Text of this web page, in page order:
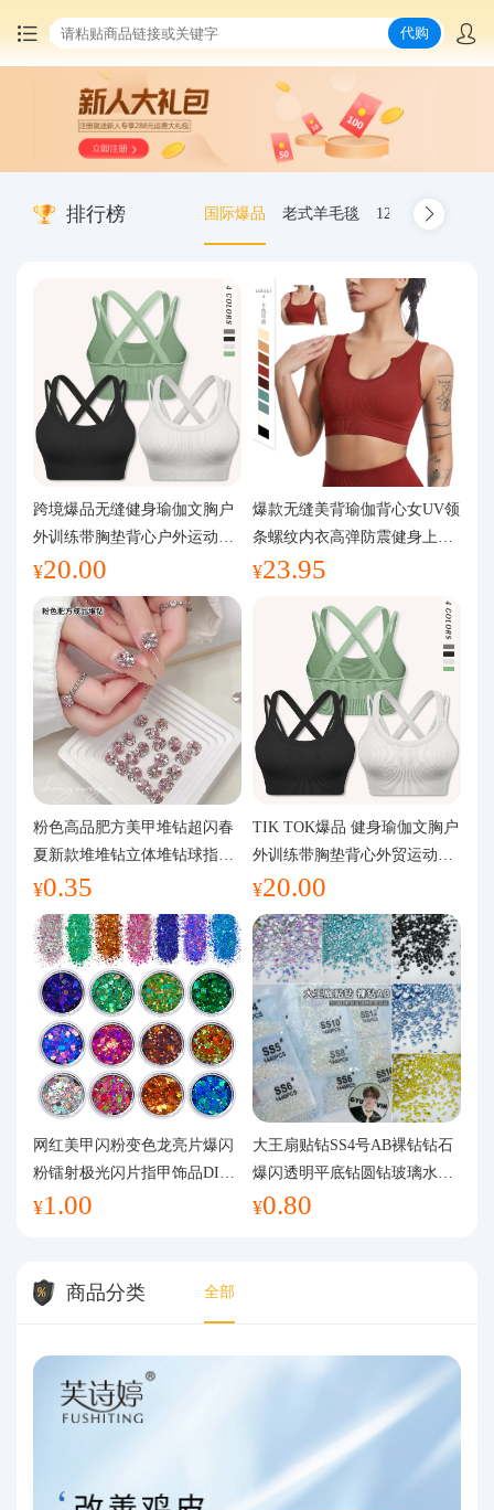
中国商品代购
集运服务
最新公告
物流资讯
代购问答
关于我们
代购
排行榜 国际爆品 老式羊毛毯 12.00-20 truck
跨境爆品无缝健身瑜伽文胸户
外训练带胸垫背心户外运动瑜
伽服女
¥20.00
爆款无缝美背瑜伽背心女UV领
条螺纹内衣高弹防震健身上装
运动文胸
¥23.95
粉色高品肥方美甲堆钻超闪春
夏新款堆堆钻立体堆钻球指甲
装饰品
¥0.35
TIK TOK爆品 健身瑜伽文胸户
外训练带胸垫背心外贸运动瑜
伽服女
¥20.00
网红美甲闪粉变色龙亮片爆闪
粉镭射极光闪片指甲饰品DIY
手工流麻
¥1.00
大王扇贴钻SS4号AB裸钻钻石
爆闪透明平底钻圆钻玻璃水钻
美甲钻饰
¥0.80
商品分类 全部